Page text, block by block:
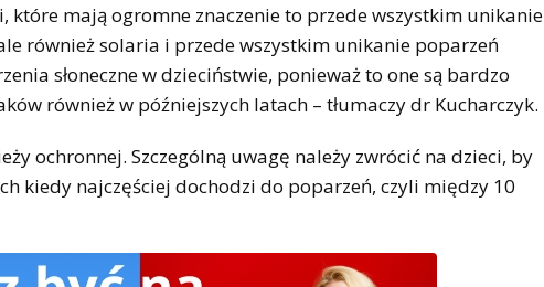
które mają ogromne znaczenie to przede wszystkim unikanie
również solaria i przede wszystkim unikanie poparzeń
słoneczne w dzieciństwie, ponieważ to one są bardzo
również w późniejszych latach – tłumaczy dr Kucharczyk.
ochronnej. Szczególną uwagę należy zwrócić na dzieci, by
kiedy najczęściej dochodzi do poparzeń, czyli między 10